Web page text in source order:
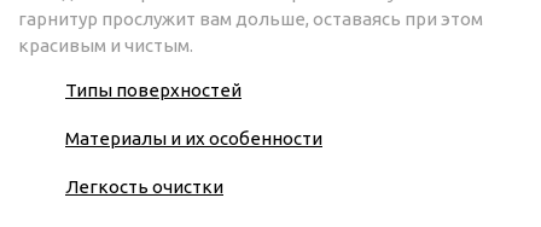
гарнитур прослужит вам дольше, оставаясь при этом
красивым и чистым.
Типы поверхностей
Материалы и их особенности
Легкость очистки